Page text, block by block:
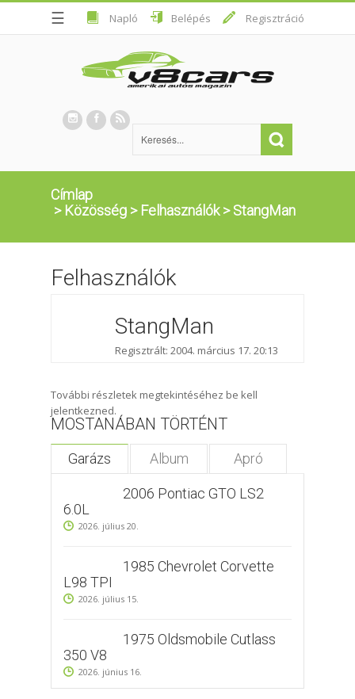
☰ Napló Belépés Regisztráció
Címlap
> Közösség > Felhasználók>StangMan
Felhasználók
StangMan
Regisztrált: 2004. március 17. 20:13
További részletek megtekintéséhez be kell
jelentkezned.
MOSTANÁBAN TÖRTÉNT
Garázs Album Apró
2006 Pontiac GTO LS2
6.0L
2026. július 20.
1985 Chevrolet Corvette
L98 TPI
2026. július 15.
1975 Oldsmobile Cutlass
350 V8
2026. június 16.